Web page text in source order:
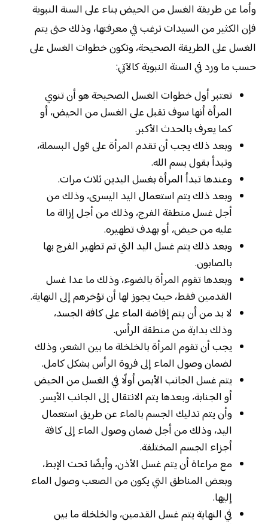
وأما عن طريقة الغسل من الحيض بناء على السنة النبوية
فإن الكثير من السيدات ترغب في معرفتها، وذلك حتى يتم
الغسل على الطريقة الصحيحة، وتكون خطوات الغسل على
حسب ما ورد في السنة النبوية كالآتي:
تعتبر أول خطوات الغسل الصحيحة هو أن تنوي
المرأة أنها سوف تقبل على الغسل من الحيض، أو
كما يعرف بالحدث الأكبر.
وبعد ذلك يجب أن تقدم المرأة على قول البسملة،
وتبدأ بقول بسم الله.
وعندها تبدأ المرأة بغسل اليدين ثلاث مرات.
وبعد ذلك يتم استعمال اليد اليسرى، وذلك من
أجل غسل منطقة الفرج، وذلك من أجل إزالة ما
عليه من حيض، أو بهدف تطهيره.
وبعد ذلك يتم غسل اليد التي تم تطهير الفرج بها
بالصابون.
وبعدها تقوم المرأة بالضوء، وذلك ما عدا غسل
القدمين فقط، حيث يجوز لها أن تؤخرهم إلى النهاية.
لا بد من أن يتم إفاضة الماء على كافة الجسد،
وذلك بداية من منطقة الرأس.
يجب أن تقوم المرأة بالخلخلة ما بين الشعر، وذلك
لضمان وصول الماء إلى فروة الرأس بشكل كامل.
يتم غسل الجانب الأيمن أولًا في الغسل من الحيض
أو الجنابة، وبعدها يتم الانتقال إلى الجانب الأيسر.
وأن يتم تدليك الجسم بالماء عن طريق استعمال
اليد، وذلك من أجل ضمان وصول الماء إلى كافة
أجزاء الجسم المختلفة.
مع مراعاة أن يتم غسل الأذن، وأيضًا تحت الإبط،
وبعض المناطق التي يكون من الصعب وصول الماء
إليها.
في النهاية يتم غسل القدمين، والخلخلة ما بين